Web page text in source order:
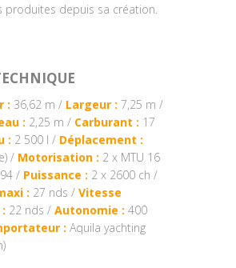
produites depuis sa création.
: 36,62 m / Largeur : 7,25 m /
: 2,25 m / Carburant : 17
: 2 500 l / Déplacement :
/ Motorisation : 2 x MTU 16
/ Puissance : 2 x 2600 ch /
: 27 nds / Vitesse
22 nds / Autonomie : 400
: Aquila yachting